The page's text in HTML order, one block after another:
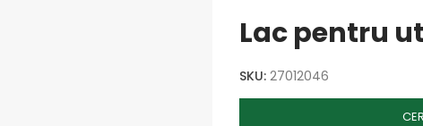
Lac pentru
SKU: 27012046